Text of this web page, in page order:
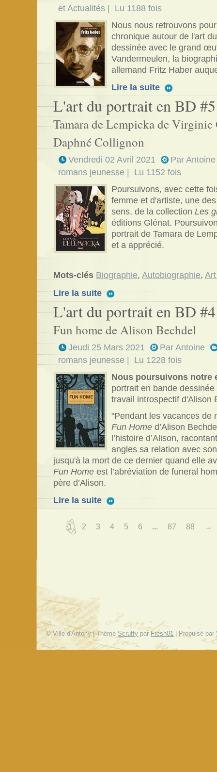
et Actualités | Lu 1188 fois
Nous nous retrouvons
chronique autour de l'art
dessinée avec le grand
Vandermeulen, la
allemand Fritz Haber
Lire la suite
L'art du portrait en BD #5
Tamara de Lempicka de
Daphné Collignon
Vendredi 02 Avril 2021 ParAntoine
romans jeunesse | Lu 1152 fois
Poursuivons, avec cette
femme et d'artiste, une
sens, de la collectionLes
éditions Glénat.
portrait de Tamara de
et a apprécié.
Mots-clés Biographie,Autobiographie,
Lire la suite
L'art du portrait en BD #4
Fun home de Alison Bechdel
Jeudi 25 Mars 2021 ParAntoine
romans jeunesse | Lu 1228 fois
Nous poursuivons notre
portrait en bande
travail introspectif d'Alison
"Pendant les vacances de
Fun Home d’Alison
l’histoire d’Alison,
angles sa relation avec
jusqu'à la mort de ce dernier quand elle
Fun Home est l’abréviation de funeral
père d’Alison.
Lire la suite
1 2 3 4 5 6 ... 87 88 →
© Ville d'Antony | Thème Scruffy par Fresh01 | Propulsé par